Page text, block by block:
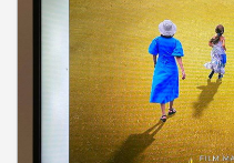
sport
fudbal
košarka
rukomet